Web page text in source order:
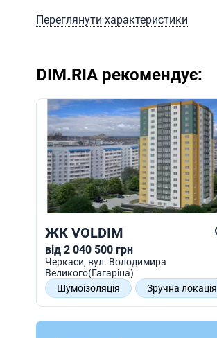
Переглянути характеристики
DIM.RIA рекомендує:
ЖК VOLDIM
від 2 040 500 грн
Черкаси, вул. Володимира
Великого(Гагаріна)
Шумоізоляція
Зручна локація
Просторі балкони